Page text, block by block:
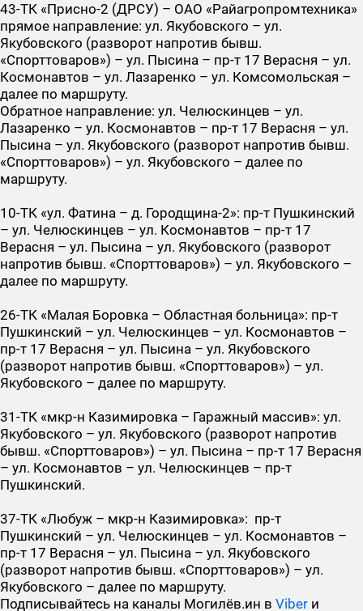
43-ТК «Присно-2 (ДРСУ) – ОАО «Райагропромтехника»
прямое направление: ул. Якубовского – ул.
Якубовского (разворот напротив бывш.
«Спорттоваров») – ул. Пысина – пр-т 17 Верасня – ул.
Космонавтов – ул. Лазаренко – ул. Комсомольская –
далее по маршруту.
Обратное направление: ул. Челюскинцев – ул.
Лазаренко – ул. Космонавтов – пр-т 17 Верасня – ул.
Пысина – ул. Якубовского (разворот напротив бывш.
«Спорттоваров») – ул. Якубовского – далее по
маршруту.
10-ТК «ул. Фатина – д. Городщина-2»: пр-т Пушкинский
– ул. Челюскинцев – ул. Космонавтов – пр-т 17
Верасня – ул. Пысина – ул. Якубовского (разворот
напротив бывш. «Спорттоваров») – ул. Якубовского –
далее по маршруту.
26-ТК «Малая Боровка – Областная больница»: пр-т
Пушкинский – ул. Челюскинцев – ул. Космонавтов –
пр-т 17 Верасня – ул. Пысина – ул. Якубовского
(разворот напротив бывш. «Спорттоваров») – ул.
Якубовского – далее по маршруту.
31-ТК «мкр-н Казимировка – Гаражный массив»: ул.
Якубовского – ул. Якубовского (разворот напротив
бывш. «Спорттоваров») – ул. Пысина – пр-т 17 Верасня
– ул. Космонавтов – ул. Челюскинцев – пр-т
Пушкинский.
37-ТК «Любуж – мкр-н Казимировка»: пр-т
Пушкинский – ул. Челюскинцев – ул. Космонавтов –
пр-т 17 Верасня – ул. Пысина – ул. Якубовского
(разворот напротив бывш. «Спорттоваров») – ул.
Якубовского – далее по маршруту.
Подписывайтесь на каналы Могилёв.ин в Viber и